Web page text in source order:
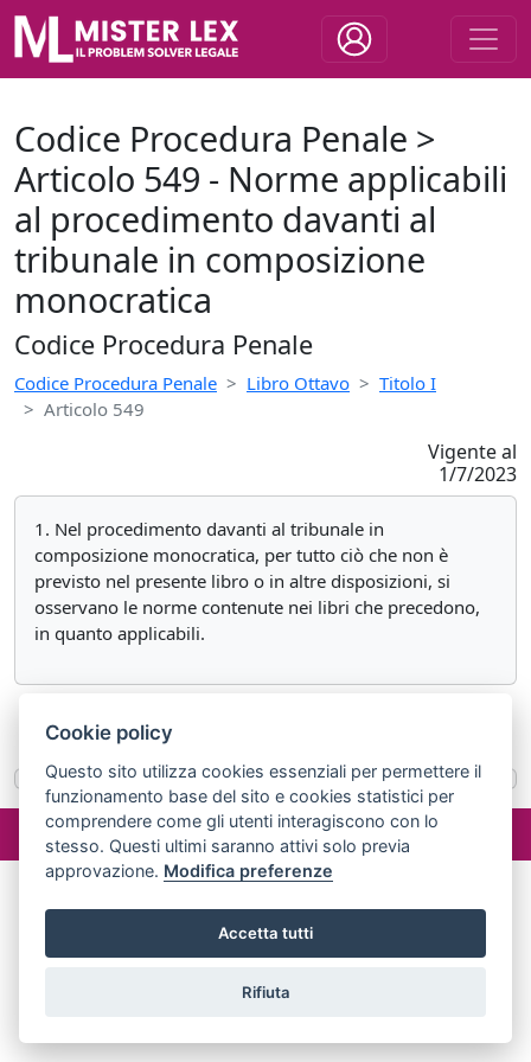
Codice Procedura Penale >
Articolo 549 - Norme applicabili
al procedimento davanti al
tribunale in composizione
monocratica
Codice Procedura Penale
Codice Procedura Penale Libro Ottavo
Titolo I
Articolo 549
Vigente al
1/7/2023
1. Nel procedimento davanti al tribunale in
composizione monocratica, per tutto ciò che non è
previsto nel presente libro o in altre disposizioni, si
osservano le norme contenute nei libri che precedono,
in quanto applicabili.
«Articolo 548
©2024 misterlex.it -redazione@misterlex.it -Privacy
02029690472
Cookie policy
Questo sito utilizza cookies essenziali per permettere il
funzionamento base del sito e cookies statistici per
comprendere come gli utenti interagiscono con lo
stesso. Questi ultimi saranno attivi solo previa
approvazione. Modifica preferenze
Accetta tutti
Rifiuta